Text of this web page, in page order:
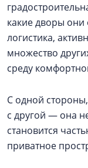
какие дворы
логистика,
множество
среду
С одной
с другой — она
становится
приватное